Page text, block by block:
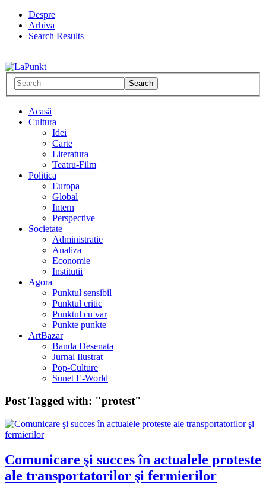
Despre
Arhiva
Search Results
Acasă
Cultura
Idei
Carte
Literatura
Teatru-Film
Politica
Europa
Global
Intern
Perspective
Societate
Administratie
Analiza
Economie
Institutii
Agora
Punktul sensibil
Punktul critic
Punktul cu var
Punkte punkte
ArtBazar
Banda Desenata
Jurnal Ilustrat
Pop-Culture
Sunet E-World
Post Tagged with: "protest"
Comunicare şi succes în actualele proteste
ale transportatorilor şi fermierilor